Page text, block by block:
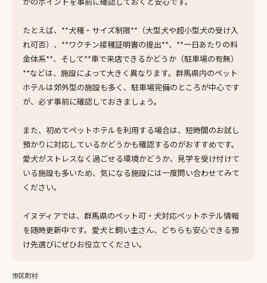
たとえば、**犬種・サイズ制限**（大型犬や超小型犬の受け入
れ可否）、**ワクチン接種証明書の提出**、**一日あたりの料
金体系**、そして**車で来店できるかどうか（駐車場の有無）
**などは、施設によって大きく異なります。群馬県内のペット
ホテルは郊外型の施設も多く、駐車場完備のところが中心です
が、必ず事前に確認しておきましょう。
また、初めてペットホテルを利用する場合は、短時間のお試し
預かりに対応しているかどうかも確認するのがおすすめです。
愛犬がストレスなく過ごせる環境かどうか、見学を受け付けて
いる施設も多いため、気になる施設には一度問い合わせてみて
ください。
イヌディアでは、群馬県のペット可・犬対応ペットホテル情報
を随時更新中です。愛犬と飼い主さん、どちらも安心できる預
け先選びにぜひお役立てください。
市区町村